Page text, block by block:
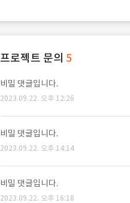
프로젝트 문의 5
비밀 댓글입니다.
2023.09.22. 오후 12:26
비밀 댓글입니다.
2023.09.22. 오후 14:14
비밀 댓글입니다.
2023.09.22. 오후 16:18